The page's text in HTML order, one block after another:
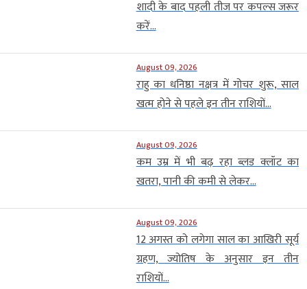
शादी के बाद पहली तीज पर कपल्स जरूर
करें...
August 09, 2026
राहु का धनिष्ठा नक्षत्र में गोचर शुरू, साल
खत्म होने से पहले इन तीन राशियों...
August 09, 2026
कम उम्र में भी बढ़ रहा ब्लड क्लॉट का
खतरा, पानी की कमी से लेकर...
August 09, 2026
12 अगस्त को लगेगा साल का आखिरी सूर्य
ग्रहण, ज्योतिष के अनुसार इन तीन
राशियों...